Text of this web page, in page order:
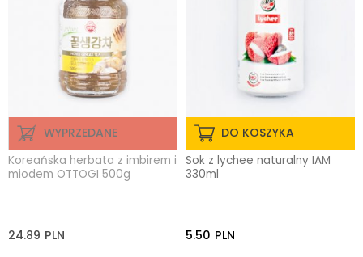
WYPRZEDANE
Koreańska herbata z imbirem i
miodem OTTOGI 500g
24.89 PLN
DO KOSZYKA
Sok z lychee naturalny IAM
330ml
5.50 PLN